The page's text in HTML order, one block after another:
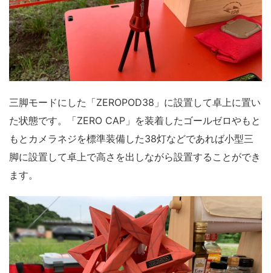
三脚モードにした「ZEROPOD38」に設置して卓上に置い
た状態です。「ZERO CAP」を装着したゴールゼロやもと
もとカメラネジを標準装備した38灯などであれば小型三
脚に設置して卓上で高さを出しながら設置することができ
ます。